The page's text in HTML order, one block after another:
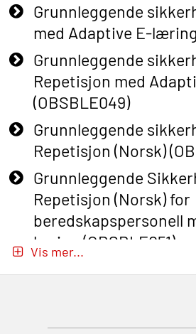
Grunnleggende
med Adaptive E-
Grunnleggende
Repetisjon med
(OBSBLE049)
Grunnleggende
Repetisjon (Norsk)
Grunnleggende
Repetisjon (Norsk) for
beredskapspersonell
læring (OBSBLE051)
Vis mer...